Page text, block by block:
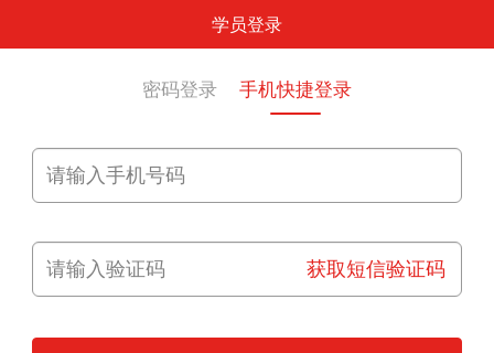
学员登录
密码登录 手机快捷登录
获取短信验证码